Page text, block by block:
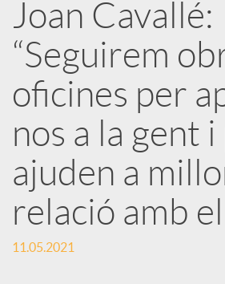
s
r
t
i
r
a
Joan Cavallé:
“Seguirem
oficines per
nos a la gent
ajuden a
relació amb el
11.05.2021